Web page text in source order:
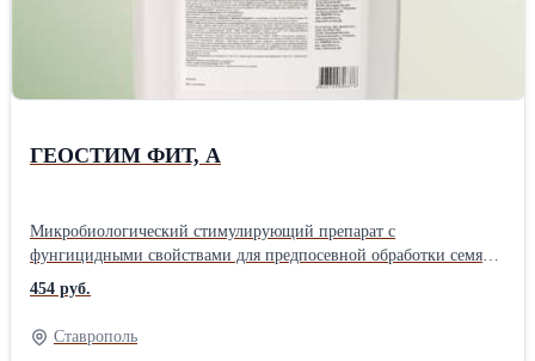
ГЕОСТИМ ФИТ, А
Микробиологический стимулирующий препарат с
фунгицидными свойствами для предпосевной обработки семян
зерновых и овощных культур. В основе Trichoderma viride,
Bacillus subtilis. Дозировка: 2-10 л/т Хранение: 6 месяцев при
температуре от +2°C до +4°C; 1 месяц при температуре от +15°C
до +25°CПроизводитель: Биотехагро
454 руб.
Ставрополь